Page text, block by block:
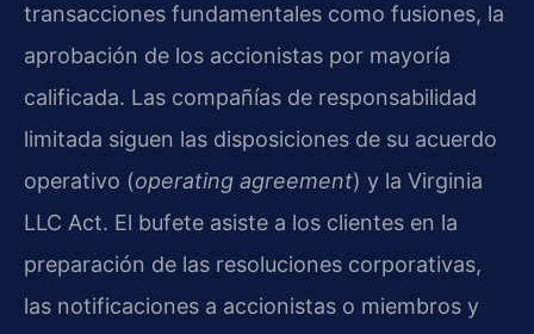
transacciones fundamentales como fusiones, la
aprobación de los accionistas por mayoría
calificada. Las compañías de responsabilidad
limitada siguen las disposiciones de su acuerdo
operativo (operating agreement) y la Virginia
LLC Act. El bufete asiste a los clientes en la
preparación de las resoluciones corporativas,
las notificaciones a accionistas o miembros y